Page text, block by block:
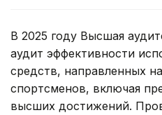
В 2025 году Высшая
аудит эффективности
средств, направленных
спортсменов, включая
высших достижений.